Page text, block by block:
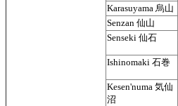
Karasuyama 烏山
Senzan 仙山
Senseki 仙石
Ishinomaki 石巻
Kesen'numa 気仙
沼